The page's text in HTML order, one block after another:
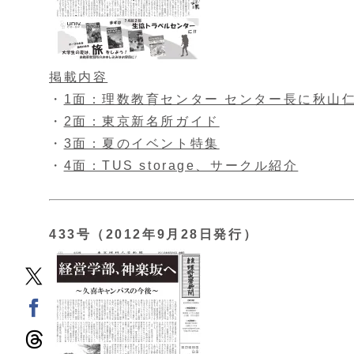
掲載内容
・ 1面：理数教育センター センター長に秋山
・ 2面：東京新名所ガイド
・ 3面：夏のイベント特集
・ 4面：TUS storage、サークル紹介
433号（2012年9月28日発行）